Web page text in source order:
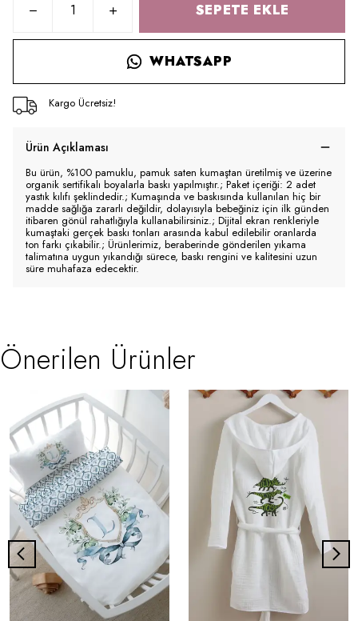
SEPETE EKLE
WHATSAPP
Kargo Ücretsiz!
Ürün Açıklaması
Bu ürün, %100 pamuklu, pamuk saten kumaştan üretilmiş ve üzerine
organik sertifikalı boyalarla baskı yapılmıştır.; Paket içeriği: 2 adet
yastık kılıfı şeklindedir.; Kumaşında ve baskısında kullanılan hiç bir
madde sağlığa zararlı değildir, dolayısıyla bebeğiniz için ilk günden
itibaren gönül rahatlığıyla kullanabilirsiniz.; Dijital ekran renkleriyle
kumaştaki gerçek baskı tonları arasında kabul edilebilir oranlarda
ton farkı çıkabilir.; Ürünlerimiz, beraberinde gönderilen yıkama
talimatına uygun yıkandığı sürece, baskı rengini ve kalitesini uzun
süre muhafaza edecektir.
Önerilen Ürünler